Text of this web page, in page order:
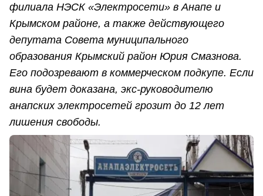
филиала НЭСК «Электросети» в Анапе и
Крымском районе, а также действующего
депутата Совета муниципального
образования Крымский район Юрия Смазнова.
Его подозревают в коммерческом подкупе. Если
вина будет доказана, экс-руководителю
анапских электросетей грозит до 12 лет
лишения свободы.